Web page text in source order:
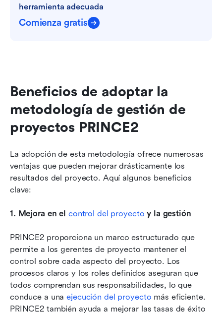
herramienta adecuada
Comienza gratis
Beneficios de adoptar la
metodología de gestión de
proyectos PRINCE2
La adopción de esta metodología ofrece numerosas
ventajas que pueden mejorar drásticamente los
resultados del proyecto. Aquí algunos beneficios
clave:
1. Mejora en el control del proyecto y la gestión
PRINCE2 proporciona un marco estructurado que
permite a los gerentes de proyecto mantener el
control sobre cada aspecto del proyecto. Los
procesos claros y los roles definidos aseguran que
todos comprendan sus responsabilidades, lo que
conduce a una ejecución del proyecto más eficiente.
PRINCE2 también ayuda a mejorar las tasas de éxito